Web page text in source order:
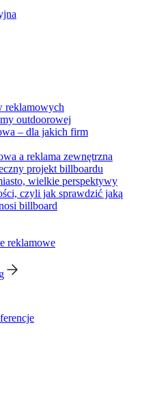
reklamowych
outdoorowej
– dla jakich firm
a reklama zewnętrzna
projekt billboardu
wielkie perspektywy
czyli jak sprawdzić jaką
billboard
reklamowe